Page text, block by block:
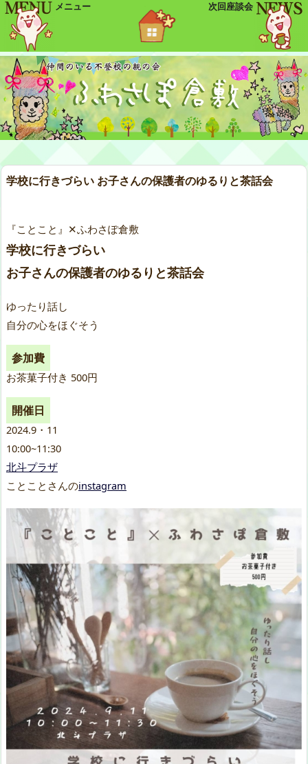
学校に行きづらい お子さんの保護者のゆるりと茶話会
『ことこと』✕ふわさぽ倉敷
学校に行きづらい
お子さんの保護者のゆるりと茶話会
ゆったり話し
自分の心をほぐそう
参加費
お茶菓子付き 500円
開催日
2024.9・11
10:00~11:30
北斗プラザ
ことことさんのinstagram
メニュー 次回座談会